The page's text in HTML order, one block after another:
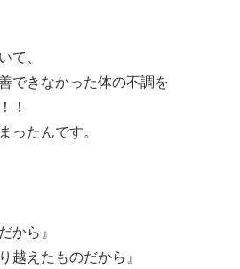
て、
できなかった体の不調を
！
ったんです。
から』
越えたものだから』